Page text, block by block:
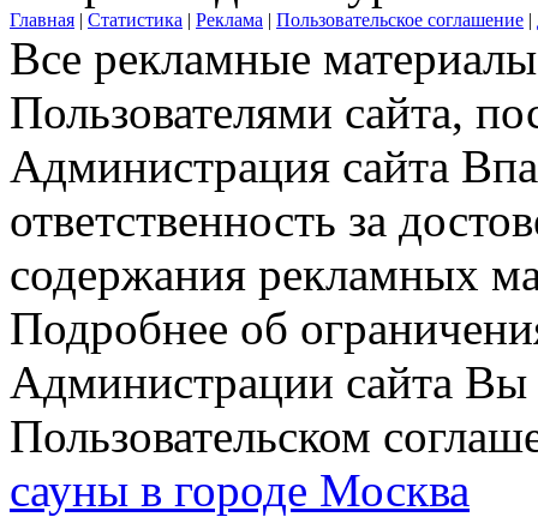
Главная | Статистика | Реклама | Пользовательское соглашение |
Все рекламные
Пользователями сайта,
Администрация сайта
ответственность за
содержания рекламных
Подробнее об
Администрации сайта Вы
Пользовательском
сауны в городе Москва